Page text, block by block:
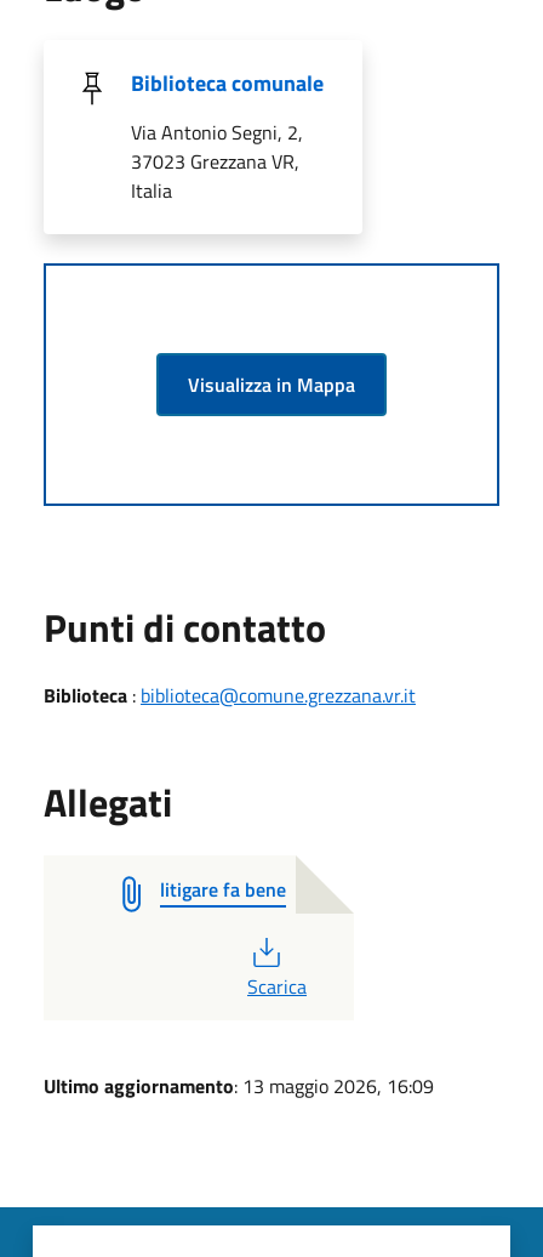
Biblioteca comunale
Via Antonio Segni, 2,
37023 Grezzana VR,
Italia
Visualizza in Mappa
Punti di contatto
Biblioteca : biblioteca@comune.grezzana.vr.it
Allegati
litigare fa bene
PDF
Scarica
Ultimo aggiornamento: 13 maggio 2026, 16:09